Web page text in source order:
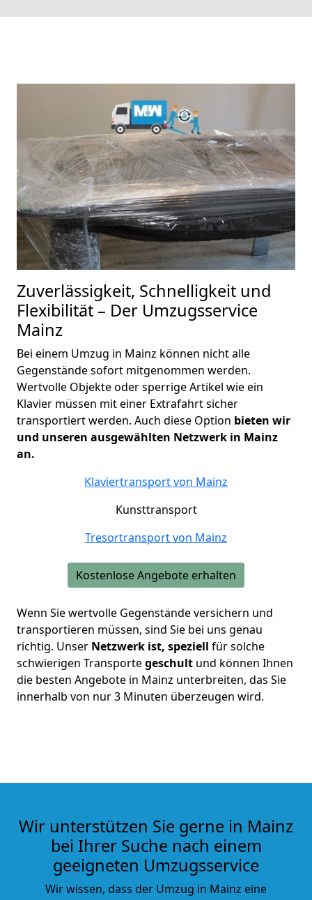
Zuverlässigkeit, Schnelligkeit und
Flexibilität – Der Umzugsservice
Mainz
Bei einem Umzug in Mainz können nicht alle
Gegenstände sofort mitgenommen werden.
Wertvolle Objekte oder sperrige Artikel wie ein
Klavier müssen mit einer Extrafahrt sicher
transportiert werden. Auch diese Option bieten wir
und unseren ausgewählten Netzwerk in Mainz
an.
Klaviertransport von Mainz
Kunsttransport
Tresortransport von Mainz
Kostenlose Angebote erhalten
Wenn Sie wertvolle Gegenstände versichern und
transportieren müssen, sind Sie bei uns genau
richtig. Unser Netzwerk ist, speziell für solche
schwierigen Transportegeschult und können Ihnen
die besten Angebote in Mainz unterbreiten, das Sie
innerhalb von nur 3 Minuten überzeugen wird.
Wir unterstützen Sie gerne in Mainz
bei Ihrer Suche nach einem
geeigneten Umzugsservice
Wir wissen, dass der Umzug in Mainz eine